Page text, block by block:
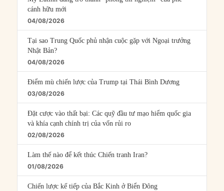
cánh hữu mới
04/08/2026
Tại sao Trung Quốc phủ nhận cuộc gặp với Ngoại trưởng
Nhật Bản?
04/08/2026
Điểm mù chiến lược của Trump tại Thái Bình Dương
03/08/2026
Đặt cược vào thất bại: Các quỹ đầu tư mạo hiểm quốc gia
và khía cạnh chính trị của vốn rủi ro
02/08/2026
Làm thế nào để kết thúc Chiến tranh Iran?
01/08/2026
Chiến lược kế tiếp của Bắc Kinh ở Biển Đông